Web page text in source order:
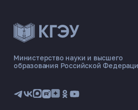
ЭНЕРГОКОД —
📋
🏠 Общежитие
Министерство науки и высшего
образования Российской